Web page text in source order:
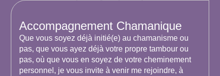
Accompagnement Chamanique
Que vous soyez déjà initié(e) au chamanisme ou
pas, que vous ayez déjà votre propre tambour ou
pas, où que vous en soyez de votre cheminement
personnel, je vous invite à venir me rejoindre, à